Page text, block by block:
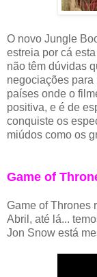
O novo Jungle
estreia por cá
não têm dúvidas
negociações para
países onde o
positiva, e é de
conquiste os
miúdos como os
Game of
Game of Thrones
Abril, até lá...
Jon Snow está